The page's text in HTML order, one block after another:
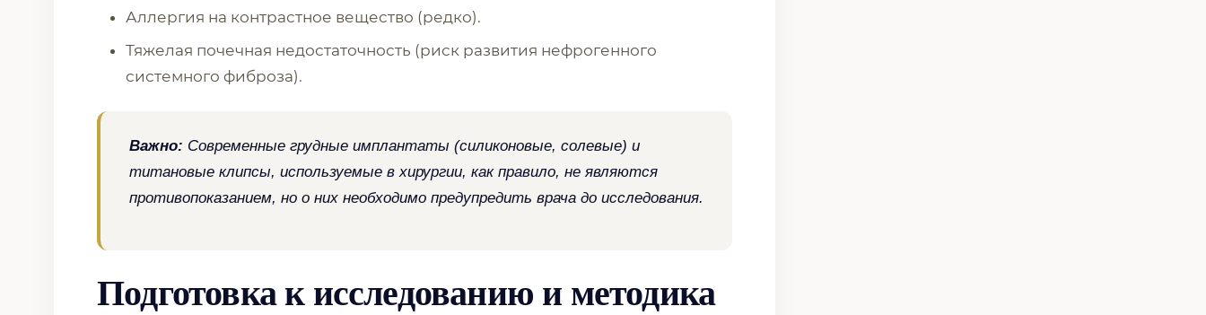
Аллергия на контрастное вещество (редко).
Тяжелая почечная недостаточность (риск развития нефрогенного
системного фиброза).
Важно: Современные грудные имплантаты (силиконовые, солевые) и
титановые клипсы, используемые в хирургии, как правило, не являются
противопоказанием, но о них необходимо предупредить врача до исследования.
Подготовка к исследованию и методика